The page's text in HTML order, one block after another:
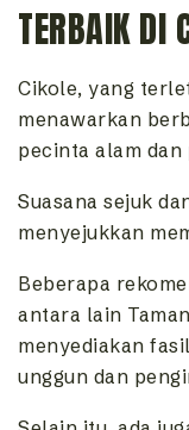
TERBAIK DI
Cikole, yang
menawarkan
pecinta alam dan
Suasana sejuk
menyejukkan
Beberapa
antara lain
menyediakan
unggun dan